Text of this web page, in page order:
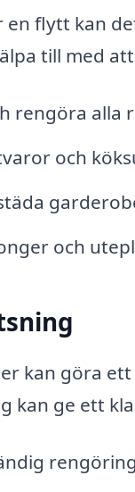
flytt kan
till med
rengöra alla
och
och
kan göra
kan ge ett